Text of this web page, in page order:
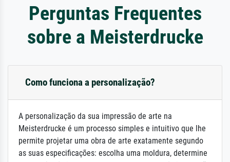
Perguntas Frequentes
sobre a Meisterdrucke
Como funciona a personalização?
A personalização da sua impressão de arte na
Meisterdrucke é um processo simples e intuitivo que lhe
permite projetar uma obra de arte exatamente segundo
as suas especificações: escolha uma moldura, determine